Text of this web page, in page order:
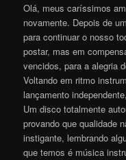
Olá, meus caríssimos
novamente. Depois de
para continuar o nosso
postar, mas em
vencidos, para a alegria
Voltando em ritmo
lançamento
Um disco totalmente
provando que qualidade
instigante, lembrando
que temos é música